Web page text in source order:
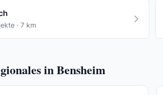
· 7 km
in Bensheim